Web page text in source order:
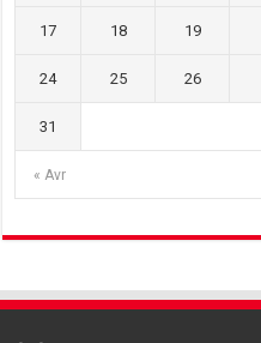
« Avr
17 18 19
24 25 26
31